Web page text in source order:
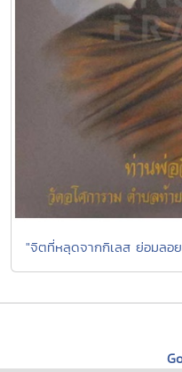
"จิตที่หลุดจากกิเลส ย่อมลอ